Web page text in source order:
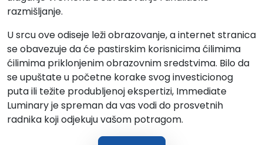
razmišljanje.
U srcu ove odiseje leži obrazovanje, a internet stranica
se obavezuje da će pastirskim korisnicima ćilimima
ćilimima priklonjenim obrazovnim sredstvima. Bilo da
se upuštate u početne korake svog investicionog
puta ili težite produbljenoj ekspertizi, Immediate
Luminary je spreman da vas vodi do prosvetnih
radnika koji odjekuju vašom potragom.